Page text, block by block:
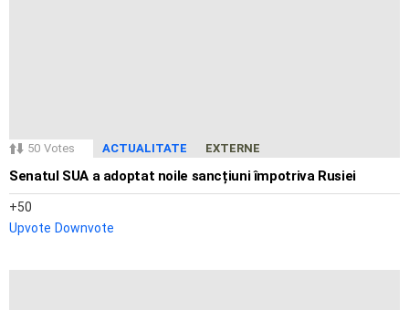
50 Votes ACTUALITATE EXTERNE
Senatul SUA a adoptat noile sancțiuni împotriva Rusiei
50
Upvote Downvote